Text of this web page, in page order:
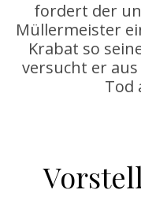
fordert der
Müllermeister
Krabat so
versucht er
Tod